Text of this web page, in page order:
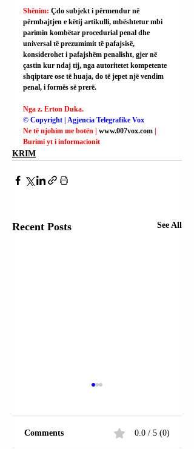
Shënim: Çdo subjekt i përmendur në
përmbajtjen e këtij artikulli, mbështetur mbi
parimin kombëtar procedurial penal dhe
universal të prezumimit të pafajsisë,
konsiderohet i pafajshëm penalisht, gjer në
çastin kur ndaj tij, nga autoritetet kompetente
shqiptare ose të huaja, do të jepet një vendim
penal, i formës së prerë.
Nga z. Erton Duka.
© Copyright | Agjencia Telegrafike Vox
Ne të njohim me botën | www.007vox.com |
Burimi yt i informacionit
KRIM
Recent Posts See All
Comments 0.0 / 5 (0)